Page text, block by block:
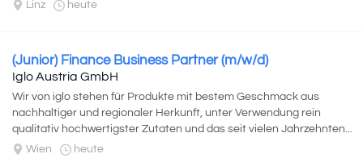
Linz
heute
(Junior) Finance Business Partner (m/w/d)
Iglo Austria GmbH
Wir von iglo stehen für Produkte mit bestem Geschmack aus
nachhaltiger und regionaler Herkunft, unter Verwendung rein
qualitativ hochwertigster Zutaten und das seit vielen Jahrzehnten...
Wien
heute